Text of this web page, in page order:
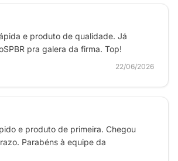
É a escolha ideal para quem
transporte simples, bonito e
o console em qualquer lugar
e produto de qualidade. Já
pra galera da firma. Top!
22/06/2026
e produto de primeira. Chegou
Parabéns à equipe da